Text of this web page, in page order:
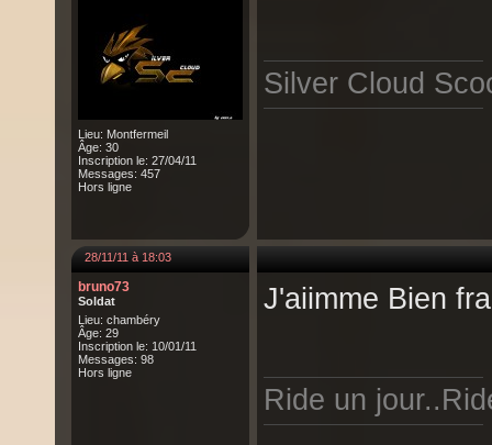
Lieu: Montfermeil
Âge: 30
Inscription le: 27/04/11
Messages: 457
Hors ligne
Silver Cloud
28/11/11 à 18:03
bruno73
Soldat
Lieu: chambéry
Âge: 29
Inscription le: 10/01/11
Messages: 98
Hors ligne
J'aiimme Bien
Ride un